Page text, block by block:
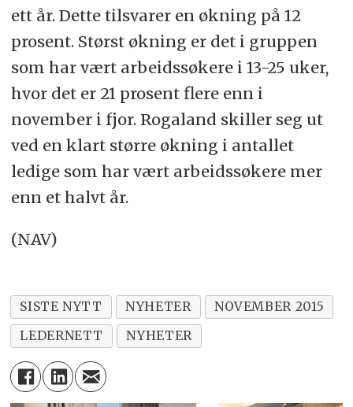
ett år. Dette tilsvarer en økning på 12
prosent. Størst økning er det i gruppen
som har vært arbeidssøkere i 13-25 uker,
hvor det er 21 prosent flere enn i
november i fjor. Rogaland skiller seg ut
ved en klart større økning i antallet
ledige som har vært arbeidssøkere mer
enn et halvt år.
(NAV)
SISTE NYTT NYHETER
NOVEMBER 2015
LEDERNETT
NYHETER